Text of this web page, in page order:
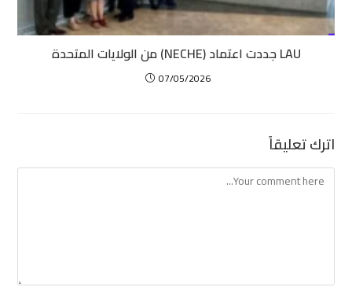
LAU جددت اعتماد (NECHE) من الولايات المتحدة
07/05/2026
اترك تعليقاً